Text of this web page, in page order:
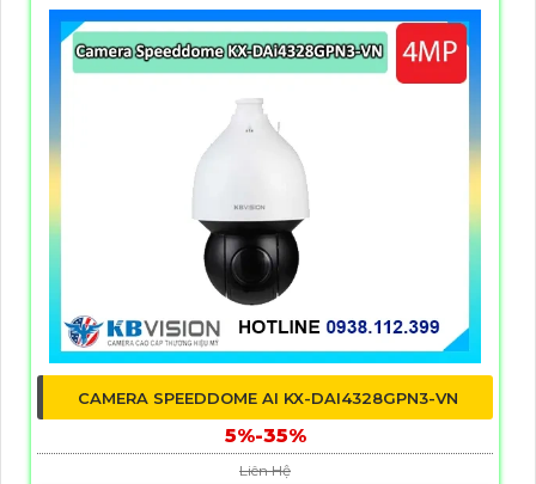
CAMERA SPEEDDOME AI KX-DAI4328GPN3-VN
5%-35%
Liên Hệ